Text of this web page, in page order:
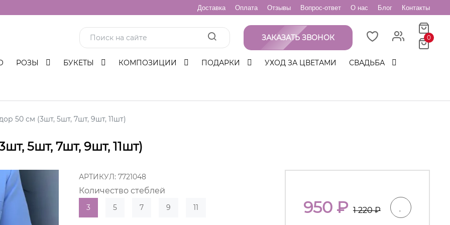
Доставка Оплата Отзывы Вопрос-ответ О нас Блог Контакты
ЗАКАЗАТЬ ЗВОНОК 0
РОЗЫ БУКЕТЫ КОМПОЗИЦИИ ПОДАРКИ УХОД ЗА ЦВЕТАМИ СВАДЬБА
50 см (3шт, 5шт, 7шт, 9шт, 11шт)
5шт, 7шт, 9шт, 11шт)
АРТИКУЛ: 7721048
Количество стеблей
3 5 7 9 11 950₽ 1 220₽